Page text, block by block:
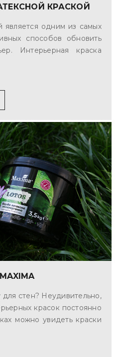
КРАСКОЙ
является одним из самых
способов обновить
Интерьерная краска
стен? Неудивительно,
красок постоянно
можно увидеть краски